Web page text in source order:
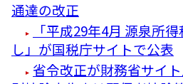
通達の改正
「平成29年4月 源泉所
し」が国税庁サイトで公表
省令改正が財務省サイ